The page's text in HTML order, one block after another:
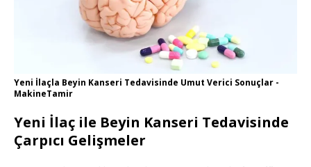
Yeni İlaçla Beyin Kanseri Tedavisinde Umut Verici Sonuçlar -
MakineTamir
Yeni İlaç ile Beyin Kanseri Tedavisinde
Çarpıcı Gelişmeler